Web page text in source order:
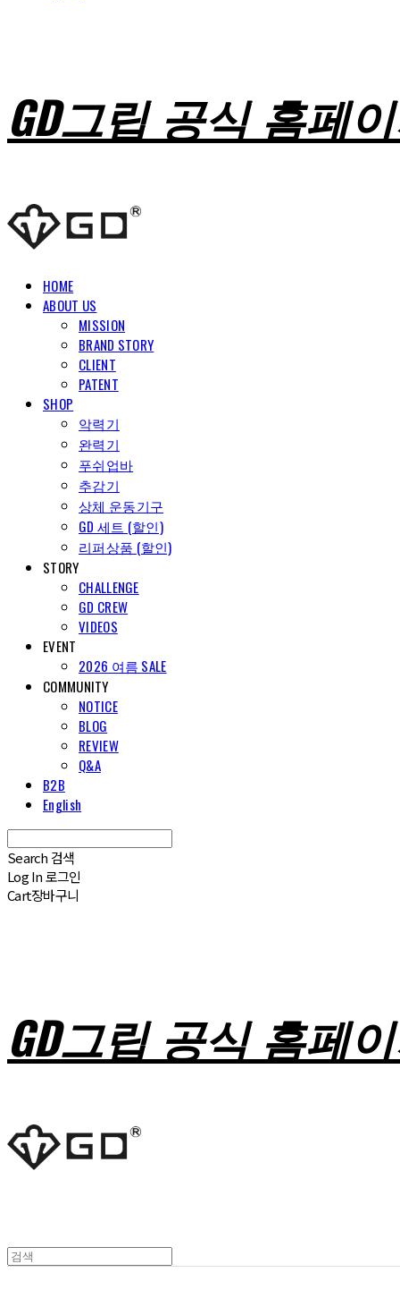
GD그립 공식 홈페
HOME
ABOUT US
MISSION
BRAND STORY
CLIENT
PATENT
SHOP
악력기
완력기
푸쉬업바
추감기
상체 운동기구
GD 세트 (할인)
리퍼상품 (할인)
STORY
CHALLENGE
GD CREW
VIDEOS
EVENT
2026 여름 SALE
COMMUNITY
NOTICE
BLOG
REVIEW
Q&A
B2B
English
Search 검색
Log In로그인
Cart장바구니
GD그립 공식 홈페